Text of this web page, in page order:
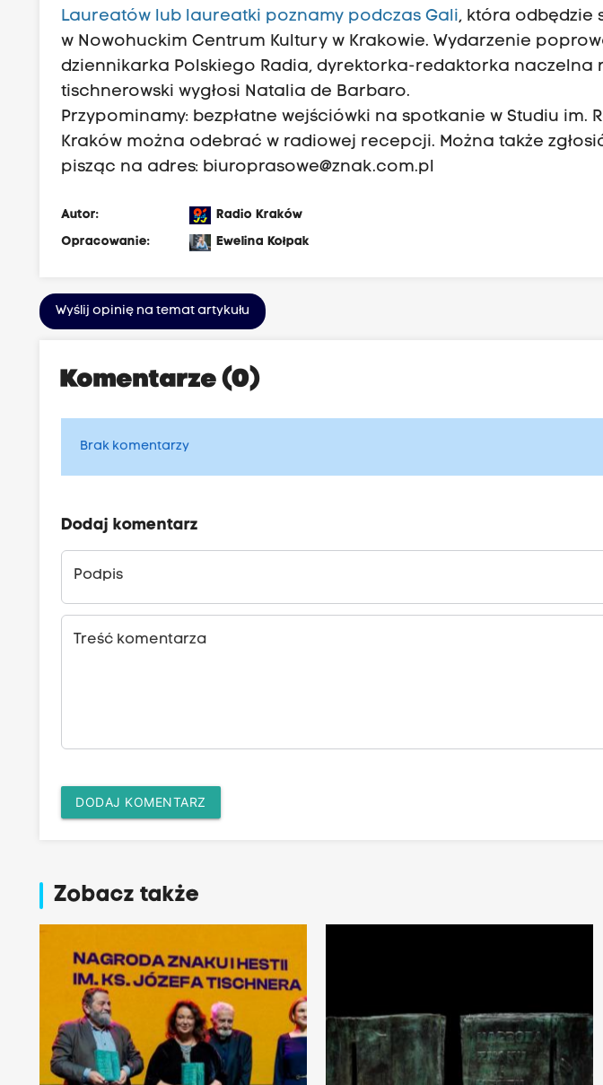
Laureatów lub laureatki poznamy podczas Gali, która odbędzie
w Nowohuckim Centrum Kultury w Krakowie. Wydarzenie
dziennikarka Polskiego Radia, dyrektorka-redaktorka naczelna
tischnerowski wygłosi Natalia de Barbaro.
Przypominamy: bezpłatne wejściówki na spotkanie w Studiu im.
Kraków można odebrać w radiowej recepcji. Można także
pisząc na adres: biuroprasowe@znak.com.pl
Autor:
Radio Kraków
Opracowanie:
Ewelina Kołpak
Wyślij opinię na temat artykułu
Komentarze (0)
Brak komentarzy
Dodaj komentarz
Podpis
Treść komentarza
DODAJ KOMENTARZ
Zobacz także